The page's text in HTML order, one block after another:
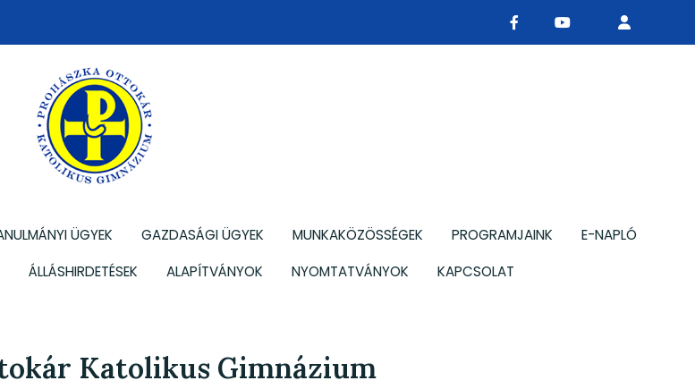
ÜGYEK GAZDASÁGI ÜGYEK MUNKAKÖZÖSSÉGEK PROGRAMJAINK
E-NAPLÓ
ÁLLÁSHIRDETÉSEK ALAPÍTVÁNYOK NYOMTATVÁNYOK KAPCSOLAT
Katolikus Gimnázium